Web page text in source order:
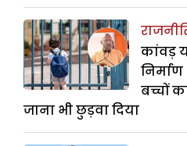
कांवड़
बच्चों
जाना भी छुड़वा दिया